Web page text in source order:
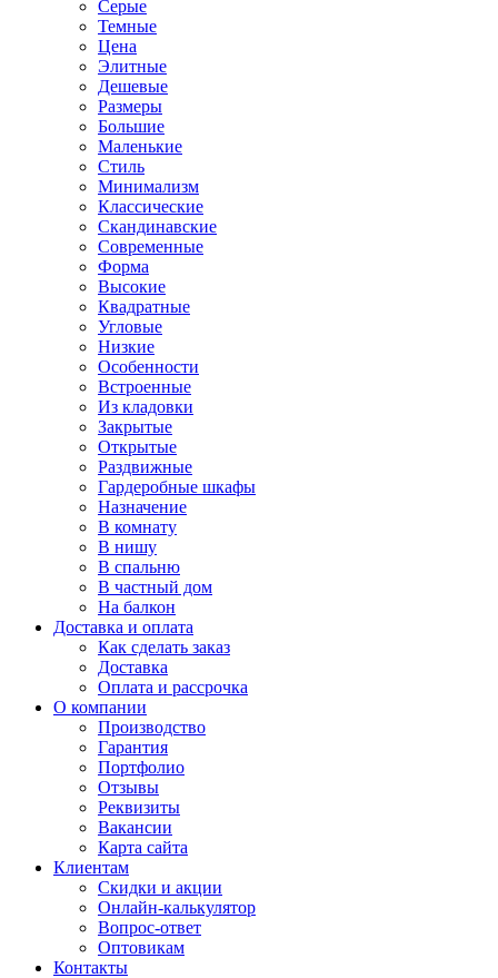
Серые
Темные
Цена
Элитные
Дешевые
Размеры
Большие
Маленькие
Стиль
Минимализм
Классические
Скандинавские
Современные
Форма
Высокие
Квадратные
Угловые
Низкие
Особенности
Встроенные
Из кладовки
Закрытые
Открытые
Раздвижные
Гардеробные шкафы
Назначение
В комнату
В нишу
В спальню
В частный дом
На балкон
Доставка и оплата
Как сделать заказ
Доставка
Оплата и рассрочка
О компании
Производство
Гарантия
Портфолио
Отзывы
Реквизиты
Вакансии
Карта сайта
Клиентам
Скидки и акции
Онлайн-калькулятор
Вопрос-ответ
Оптовикам
Контакты